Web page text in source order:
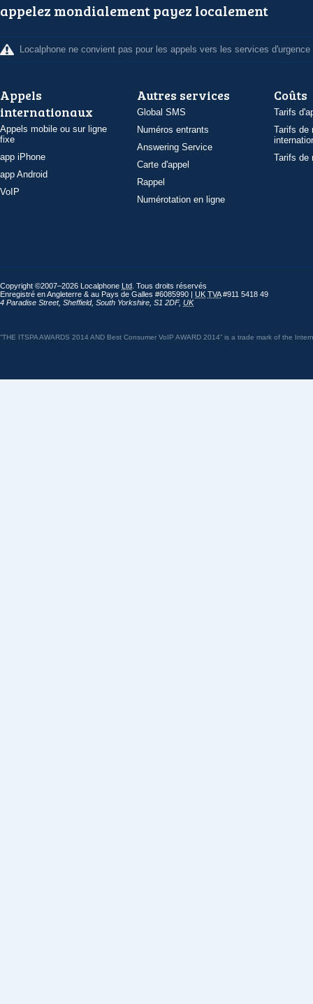
appelez mondialement payez localement
Localphone ne convient pas pour les appels vers les services d'urgence
Appels
internationaux
Appels mobile ou sur ligne
fixe
app iPhone
app Android
VoIP
Autres services
Global SMS
Numéros entrants
Answering Service
Carte d'appel
Rappel
Numérotation en ligne
Coûts
Tarifs
Tarifs de
Tarifs de
Copyright ©2007–2026 Localphone Ltd . Tous droits réservés
Enregistré en Angleterre & au Pays de Galles #6085990 | UK TVA#911 5418 49
4 Paradise Street, Sheffield, South Yorkshire S1 2DF, UK
“THE ITSPA AWARDS 2014 AND Best Consumer VoIP AWARD 2014” is a trade mark of the